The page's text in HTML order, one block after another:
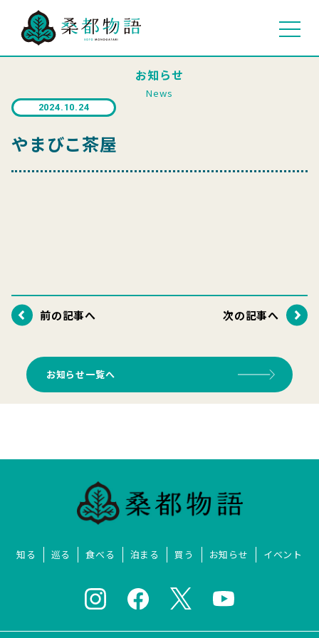
お知らせ
News
2024.10.24
やまびこ茶屋
前の記事へ 次の記事へ
お知らせ一覧へ
知る 巡る 食べる 泊まる 買う お知らせ イベント